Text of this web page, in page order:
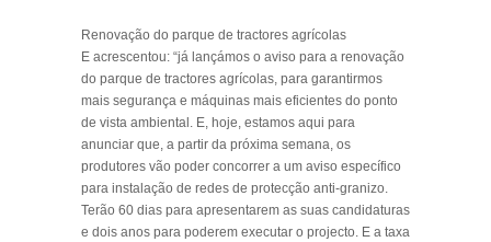
Renovação do parque de tractores agrícolas
E acrescentou: “já lançámos o aviso para a renovação
do parque de tractores agrícolas, para garantirmos
mais segurança e máquinas mais eficientes do ponto
de vista ambiental. E, hoje, estamos aqui para
anunciar que, a partir da próxima semana, os
produtores vão poder concorrer a um aviso específico
para instalação de redes de protecção anti-granizo.
Terão 60 dias para apresentarem as suas candidaturas
e dois anos para poderem executar o projecto. E a taxa